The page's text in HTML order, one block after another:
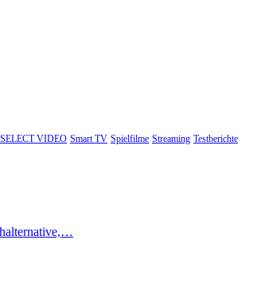
SELECT VIDEO Smart TV Spielfilme Streaming Testberichte